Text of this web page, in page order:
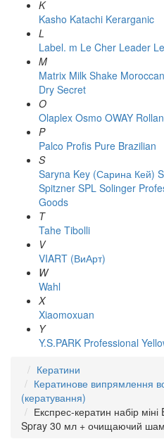
K
Kasho Katachi Kerarganic
L
Label. m Le Cher Leader
M
Matrix Milk Shake
Dry Secret
O
Olaplex Osmo OWAY
P
Palco Profis Pure Brazilian
S
Saryna Key (Сарина Кей)
Spitzner SPL Solinger
Goods
T
Tahe Tibolli
V
VIART (ВиАрт)
W
Wahl
X
Xiaomoxuan
Y
Y.S.PARK Professional
Кератини
Кератинове випрямлення
(кератування)
Експрес-кератин набір
Spray 30 мл + очищаючий